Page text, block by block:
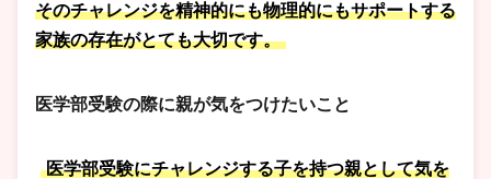
そのチャレンジを精神的にも物理的にもサポートする
家族の存在がとても大切です。
医学部受験の際に親が気をつけたいこと
医学部受験にチャレンジする子を持つ親として気を